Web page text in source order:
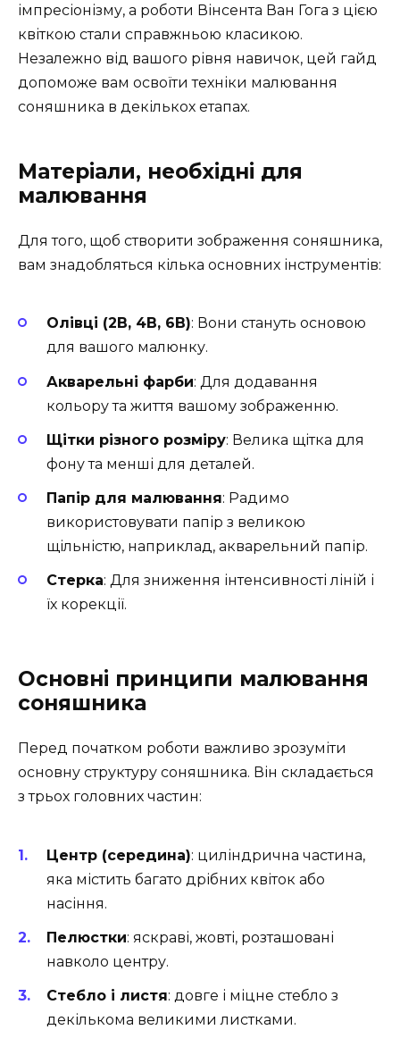
імпресіонізму, а роботи Вінсента Ван Гога з цією
квіткою стали справжньою класикою.
Незалежно від вашого рівня навичок, цей гайд
допоможе вам освоїти техніки малювання
соняшника в декількох етапах.
Матеріали, необхідні для
малювання
Для того, щоб створити зображення соняшника,
вам знадобляться кілька основних інструментів:
Олівці (2B, 4B, 6B): Вони стануть основою
для вашого малюнку.
Акварельні фарби: Для додавання
кольору та життя вашому зображенню.
Щітки різного розміру: Велика щітка для
фону та менші для деталей.
Папір для малювання: Радимо
використовувати папір з великою
щільністю, наприклад, акварельний папір.
Стерка: Для зниження інтенсивності ліній і
їх корекції.
Основні принципи малювання
соняшника
Перед початком роботи важливо зрозуміти
основну структуру соняшника. Він складається
з трьох головних частин:
Центр (середина): циліндрична частина,
яка містить багато дрібних квіток або
насіння.
Пелюстки: яскраві, жовті, розташовані
навколо центру.
Стебло і листя: довге і міцне стебло з
декількома великими листками.